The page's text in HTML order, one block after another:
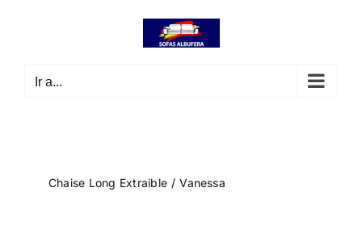
Ir a...
Chaise Long Extraible Vanessa